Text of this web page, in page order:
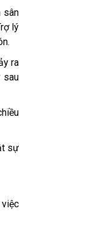
sân
lý
ra
sau
sự